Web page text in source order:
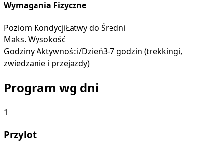
Wymagania Fizyczne
Poziom KondycjiŁatwy do Średni
Maks. Wysokość
Godziny Aktywności/Dzień3-7 godzin (trekkingi,
zwiedzanie i przejazdy)
Program wg dni
1
Przylot